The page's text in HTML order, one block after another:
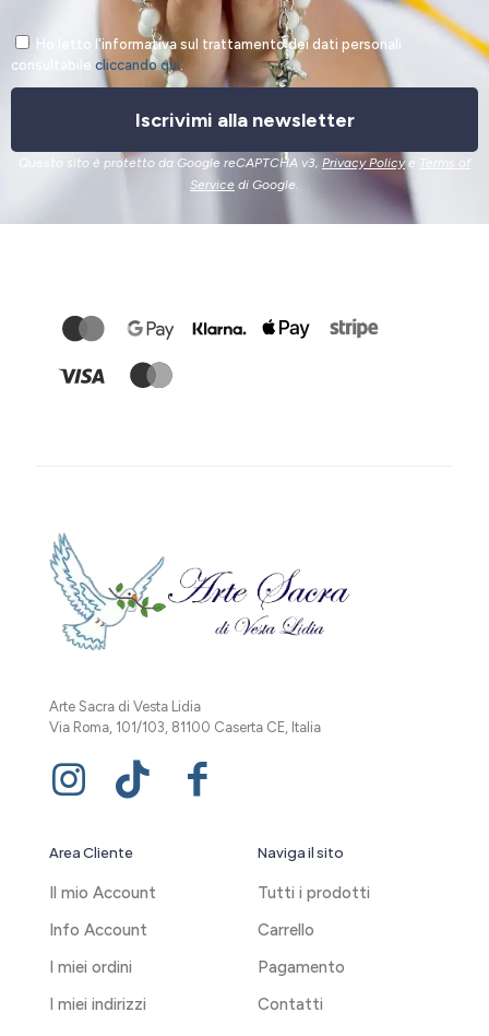
Ho letto l'informativa sul trattamento dei dati personali
consultabile cliccando qui.
Iscrivimi alla newsletter
Questo sito è protetto da Google reCAPTCHA v3, Privacy Policye Terms of
Service di Google.
Arte Sacra di Vesta Lidia
Via Roma, 101/103, 81100 Caserta CE, Italia
Area Cliente
Il mio Account
Info Account
I miei ordini
I miei indirizzi
Naviga il sito
Tutti i prodotti
Carrello
Pagamento
Contatti